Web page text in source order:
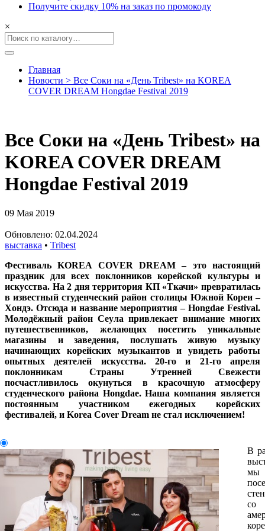
Получите скидку 10% на заказ по промокоду
×
Главная
Новости > Все Соки на «День Tribest» на KOREA
COVER DREAM Hongdae Festival 2019
Все Соки на «День Tribest» на
KOREA COVER DREAM
Hongdae Festival 2019
09 Мая 2019
Обновлено: 02.04.2024
выставка • Tribest
Фестиваль KOREA COVER DREAM – это настоящий
праздник для всех поклонников корейской культуры и
искусства. На 2 дня территория КП «Ткачи» превратилась
в известный студенческий район столицы Южной Кореи –
Хондэ. Отсюда и название мероприятия – Hongdae Festival.
Молодёжный район Сеула привлекает внимание многих
путешественников, желающих посетить уникальные
магазины и заведения, послушать живую музыку
начинающих корейских музыкантов и увидеть работы
опытных деятелей искусства. 20-го и 21-го апреля
поклонникам Страны Утренней Свежести
посчастливилось окунуться в красочную атмосферу
студенческого района Hongdae. Наша компания является
постоянным участником ежегодных корейских
фестивалей, и Korea Cover Dream не стал исключением!
В
мы
со